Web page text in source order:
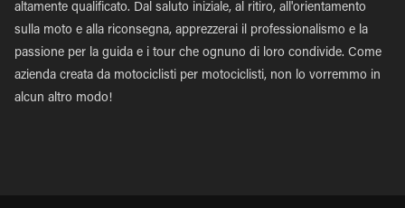
altamente qualificato. Dal saluto iniziale, al ritiro, all'orientamento
sulla moto e alla riconsegna, apprezzerai il professionalismo e la
passione per la guida e i tour che ognuno di loro condivide. Come
azienda creata da motociclisti per motociclisti, non lo vorremmo in
alcun altro modo!